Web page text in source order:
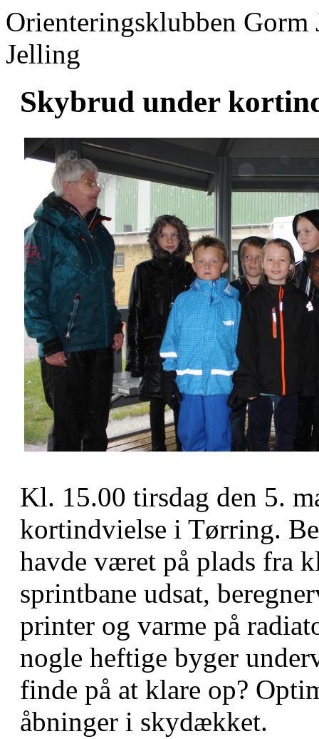
Orienteringsklubben
Jelling
Skybrud under
Kl. 15.00 tirsdag den 5.
kortindvielse i Tørring.
havde været på plads fra
sprintbane udsat,
printer og varme på
nogle heftige byger
finde på at klare op?
åbninger i skydækket.